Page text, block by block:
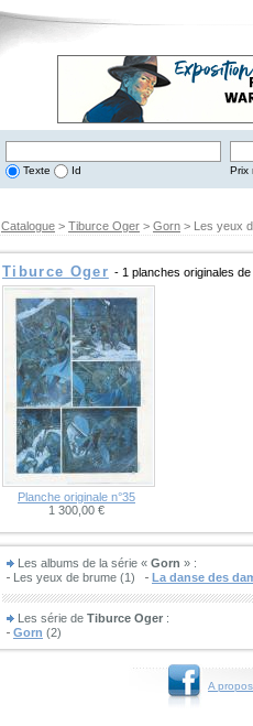
Texte Id Prix
Catalogue > Tiburce Oger > Gorn > Les yeux
Tiburce Oger - 1 planches originales de
Planche originale n°35
1 300,00 €
Les albums de la série « Gorn » :
Les yeux de brume (1)
La danse des
Les série de Tiburce Oger :
Gorn (2)
A